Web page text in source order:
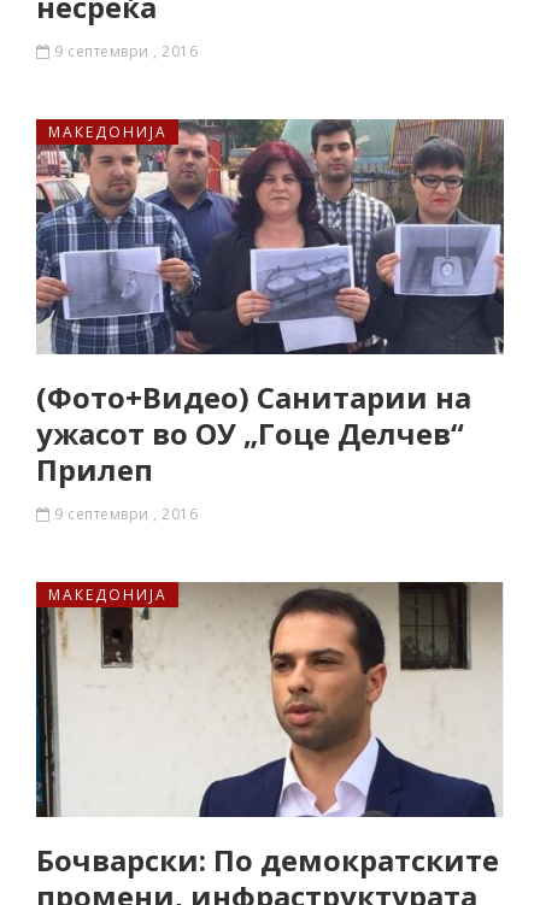
9 септември , 2016
МАКЕДОНИЈА
(Фото+Видео) Санитарии на
ужасот во ОУ „Гоце Делчев“
Прилеп
9 септември , 2016
МАКЕДОНИЈА
Бочварски: По демократските
промени, инфраструктурата